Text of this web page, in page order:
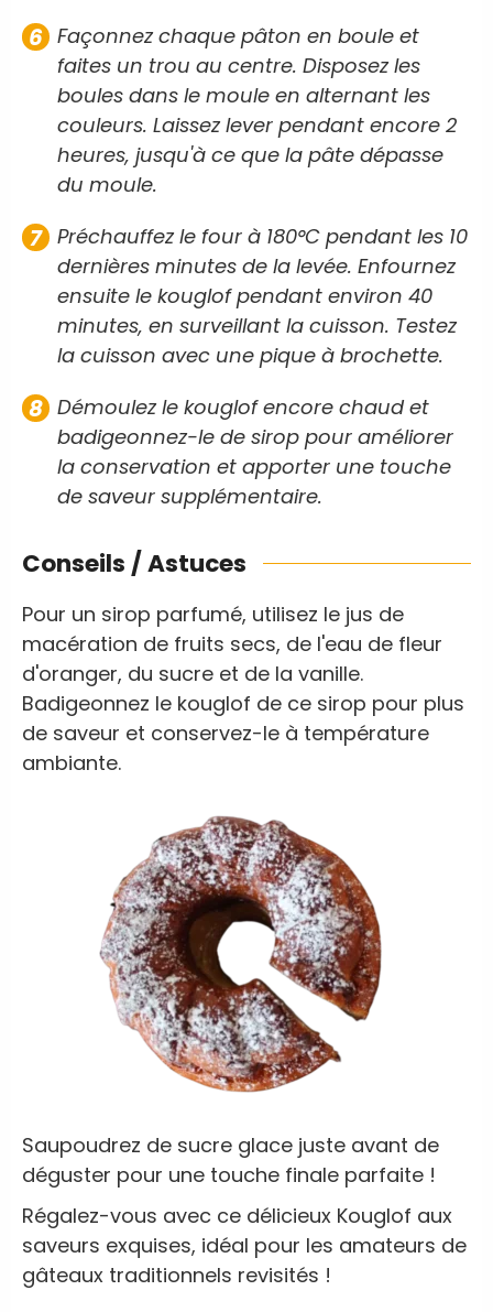
Façonnez chaque pâton en boule et
faites un trou au centre. Disposez les
boules dans le moule en alternant les
couleurs. Laissez lever pendant encore 2
heures, jusqu'à ce que la pâte dépasse
du moule.
Préchauffez le four à 180°C pendant les 10
dernières minutes de la levée. Enfournez
ensuite le kouglof pendant environ 40
minutes, en surveillant la cuisson. Testez
la cuisson avec une pique à brochette.
Démoulez le kouglof encore chaud et
badigeonnez-le de sirop pour améliorer
la conservation et apporter une touche
de saveur supplémentaire.
Conseils / Astuces
Pour un sirop parfumé, utilisez le jus de
macération de fruits secs, de l'eau de fleur
d'oranger, du sucre et de la vanille.
Badigeonnez le kouglof de ce sirop pour plus
de saveur et conservez-le à température
ambiante.
Saupoudrez de sucre glace juste avant de
déguster pour une touche finale parfaite !
Régalez-vous avec ce délicieux Kouglof aux
saveurs exquises, idéal pour les amateurs de
gâteaux traditionnels revisités !